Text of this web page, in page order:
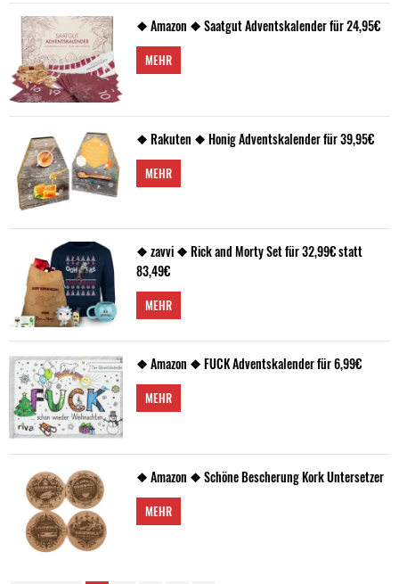
❖ Amazon ❖ Saatgut Adventskalender für 24,95€
MEHR
❖ Rakuten ❖ Honig Adventskalender für 39,95€
MEHR
❖ zavvi ❖ Rick and Morty Set für 32,99€ statt
83,49€
MEHR
❖ Amazon ❖ FUCK Adventskalender für 6,99€
MEHR
❖ Amazon ❖ Schöne Bescherung Kork Untersetzer
MEHR